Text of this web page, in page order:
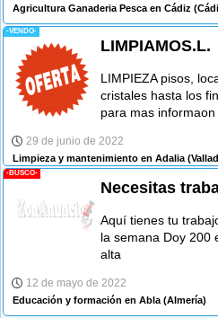
Agricultura Ganaderia Pesca en Cádiz
-VENDO-
LIMPIAMOS.L.
LIMPIEZA pisos,
cristales hasta los
para mas informaon
29 de junio de 2022
Limpieza y mantenimiento en Adalia
-BUSCO-
Necesitas
Aquí tienes tu
la semana Doy 200
alta
12 de mayo de 2022
Educación y formación en Abla(Almería)